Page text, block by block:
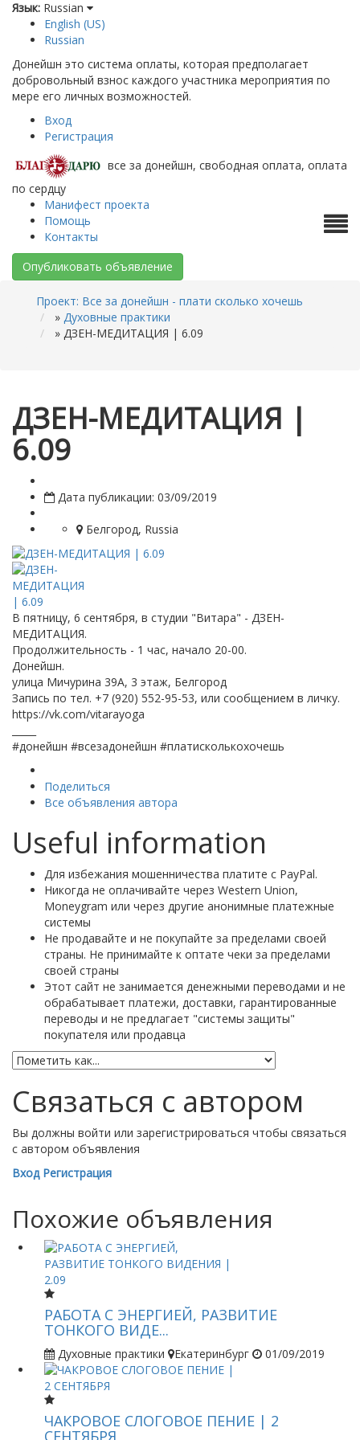
Язык: Russian
English (US)
Russian
Донейшн это система оплаты, которая предполагает
добровольный взнос каждого участника мероприятия по
мере его личных возможностей.
Вход
Регистрация
все за донейшн, свободная оплата, оплата
по сердцу
Манифест проекта
Помощь
Контакты
Опубликовать объявление
Проект: Все за донейшн - плати сколько хочешь
» Духовные практики
» ДЗЕН-МЕДИТАЦИЯ | 6.09
ДЗЕН-МЕДИТАЦИЯ |
6.09
Дата публикации: 03/09/2019
Белгород, Russia
В пятницу, 6 сентября, в студии "Витара" - ДЗЕН-
МЕДИТАЦИЯ.
Продолжительность - 1 час, начало 20-00.
Донейшн.
улица Мичурина 39А, 3 этаж, Белгород
Запись по тел. +7 (920) 552-95-53, или сообщением в личку.
https://vk.com/vitarayoga
#донейшн #всезадонейшн #платисколькохочешь
Поделиться
Все объявления автора
Useful information
Для избежания мошенничества платите с PayPal.
Никогда не оплачивайте через Western Union,
Moneygram или через другие анонимные платежные
системы
Не продавайте и не покупайте за пределами своей
страны. Не принимайте к оптате чеки за пределами
своей страны
Этот сайт не занимается денежными переводами и не
обрабатывает платежи, доставки, гарантированные
переводы и не предлагает "системы защиты"
покупателя или продавца
Связаться с автором
Вы должны войти или зарегистрироваться чтобы связаться
с автором объявления
Вход Регистрация
Похожие объявления
РАБОТА С ЭНЕРГИЕЙ, РАЗВИТИЕ
ТОНКОГО ВИДЕ...
Духовные практики Екатеринбург 01/09/2019
ЧАКРОВОЕ СЛОГОВОЕ ПЕНИЕ | 2
СЕНТЯБРЯ